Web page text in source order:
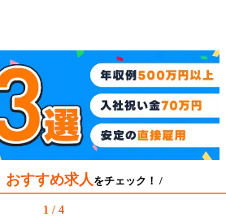
おすすめ求人 をチェック！ /
1 / 4